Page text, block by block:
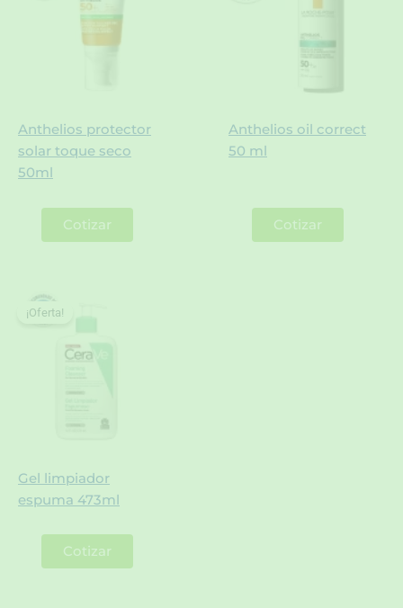
Anthelios protector
solar toque seco
50ml
Cotizar
Anthelios oil correct
50 ml
Cotizar
¡Oferta!
Gel limpiador
espuma 473ml
¡Oferta!
Cotizar